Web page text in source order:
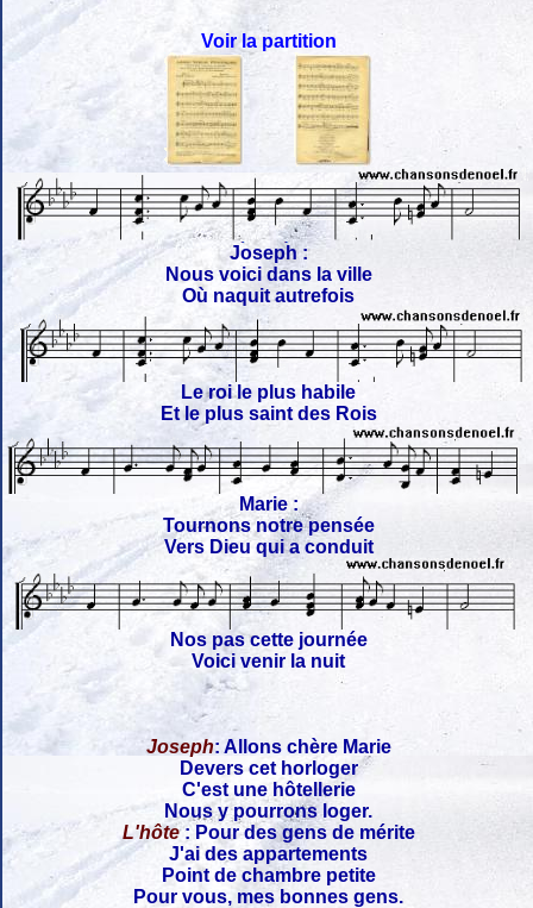
Voir la partition
Joseph :
Nous voici dans la ville
Où naquit autrefois
Le roi le plus habile
Et le plus saint des Rois
Marie :
Tournons notre pensée
Vers Dieu qui a conduit
Nos pas cette journée
Voici venir la nuit
Joseph: Allons chère Marie
Devers cet horloger
C'est une hôtellerie
Nous y pourrons loger.
L'hôte: Pour des gens de mérite
J'ai des appartements
Point de chambre petite
Pour vous, mes bonnes gens.